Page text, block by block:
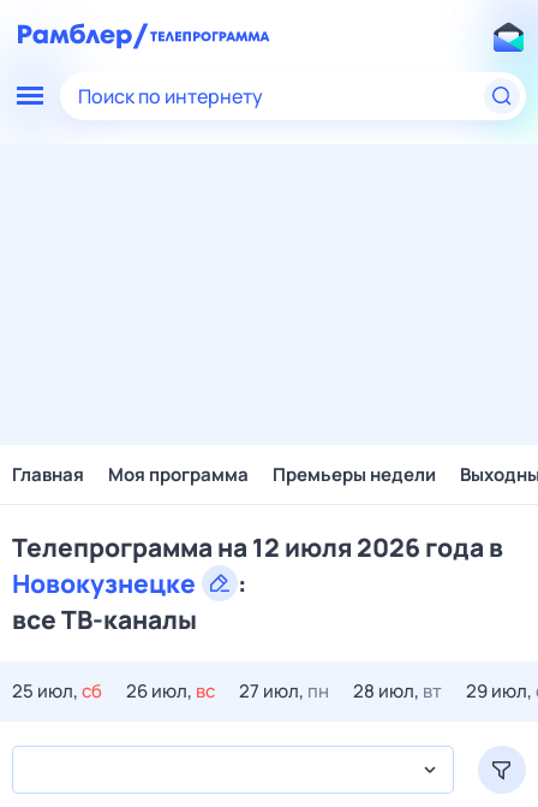
Поиск по интернету
Главная Моя программа Премьеры недели
Телепрограмма на 12 июля 2026 года в
Новокузнецке
:
все ТВ-каналы
25 июл,сб 26 июл, вс 27 июл, пн 28 июл, вт 29 июл,